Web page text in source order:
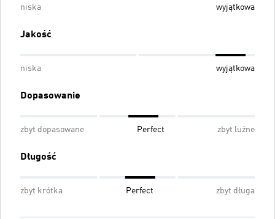
niska wyjątkowa
Jakość
niska wyjątkowa
Dopasowanie
zbyt dopasowane Perfect zbyt luźne
Długość
zbyt krótka Perfect zbyt długa